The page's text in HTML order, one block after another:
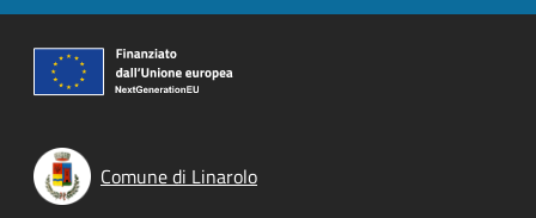
Comune di Linarolo